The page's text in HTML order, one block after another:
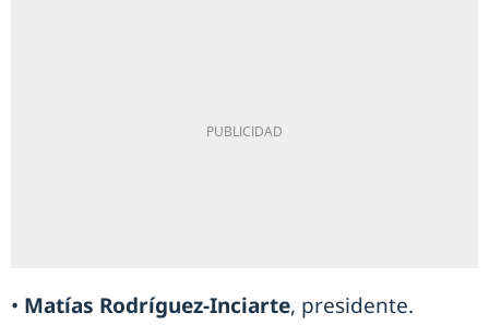
• Matías Rodríguez-Inciarte, presidente.